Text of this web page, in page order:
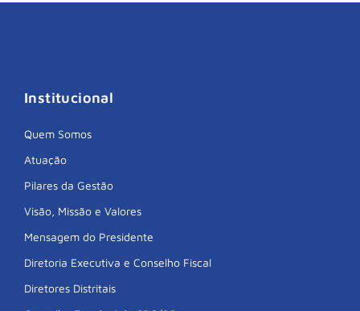
Institucional
Quem Somos
Atuação
Pilares da Gestão
Visão, Missão e Valores
Mensagem do Presidente
Diretoria Executiva e Conselho Fiscal
Diretores Distritais